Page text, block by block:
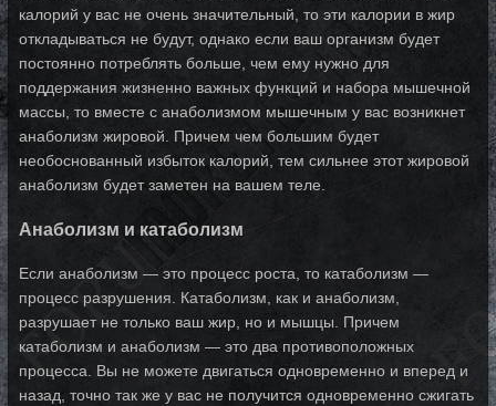
калорий у вас не очень значительный, то эти калории в жир
откладываться не будут, однако если ваш организм будет
постоянно потреблять больше, чем ему нужно для
поддержания жизненно важных функций и набора мышечной
массы, то вместе с анаболизмом мышечным у вас возникнет
анаболизм жировой. Причем чем большим будет
необоснованный избыток калорий, тем сильнее этот жировой
анаболизм будет заметен на вашем теле.
Анаболизм и катаболизм
Если анаболизм — это процесс роста, то катаболизм —
процесс разрушения. Катаболизм, как и анаболизм,
разрушает не только ваш жир, но и мышцы. Причем
катаболизм и анаболизм — это два противоположных
процесса. Вы не можете двигаться одновременно и вперед и
назад, точно так же у вас не получится одновременно сжигать